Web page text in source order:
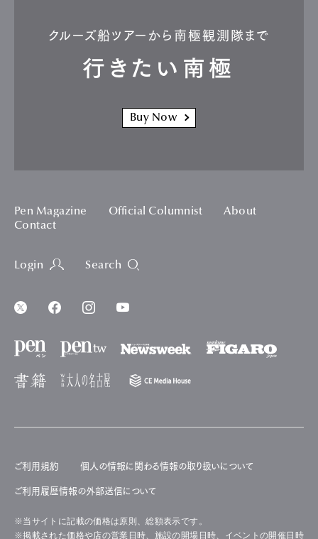
クルーズ船ツアーから南極観測隊まで
行きたい南極
Buy Now
Pen Magazine Official Columnist
About
Contact
Login Search
ご利用規約 個人の情報に関わる情報の取り扱いについて
ご利用履歴情報の外部送信について
※当サイトに記載の価格は原則、総額表示です。
※掲載された価格や店の営業日時、施設の開場日時、イベントの開催日時